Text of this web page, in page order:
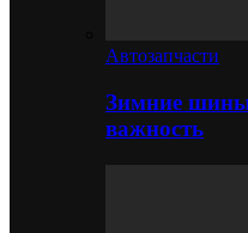
Автозапчасти
Зимние
важность